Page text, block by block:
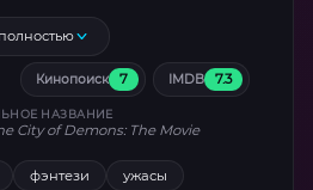
сущностями из
мира, где каждая жертва
призраки прошлого. Голос
придаёт харизму герою, а
в стиле R-рейтинга
сценами адских пыток и
переосмысливает мифологию
Кинопоиск 7 IMDB 7.3
НАЗВАНИЕ
City of Demons: The Movie
фэнтези
ужасы